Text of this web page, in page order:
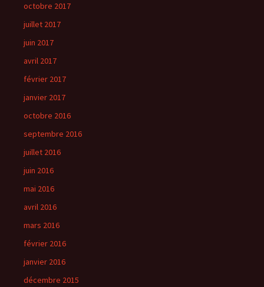
octobre 2017
juillet 2017
juin 2017
avril 2017
février 2017
janvier 2017
octobre 2016
septembre 2016
juillet 2016
juin 2016
mai 2016
avril 2016
mars 2016
février 2016
janvier 2016
décembre 2015